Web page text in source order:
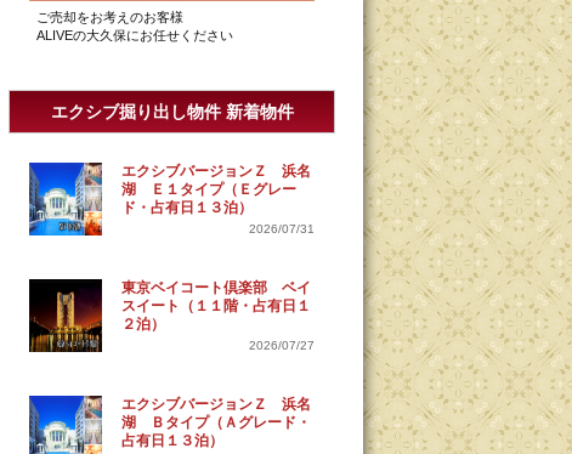
ご売却をお考えのお客様
ALIVEの大久保にお任せください
エクシブ掘り出し物件 新着物件
エクシブバージョンＺ 浜名
湖 Ｅ１タイプ（Ｅグレー
ド・占有日１３泊）
2026/07/31
東京ベイコート倶楽部 ベイ
スイート（１１階・占有日１
２泊）
2026/07/27
エクシブバージョンＺ 浜名
湖 Ｂタイプ（Ａグレード・
占有日１３泊）